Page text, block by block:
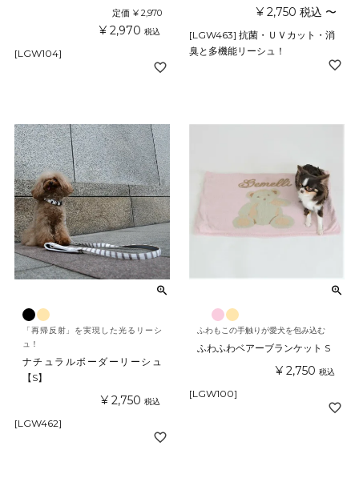
定価 ¥ 2,970
¥ 2,970 税込
[LGW104]
¥ 2,750 税込 〜
[LGW463] 抗菌・ＵＶカット・消
臭と多機能リーシュ！
「再帰反射」を実現した光るリーシ
ュ！
ナチュラルボーダーリーシュ
【S】
¥ 2,750 税込
[LGW462]
ふわもこの手触りが愛犬を包み込む
ふわふわベアーブランケット S
¥ 2,750 税込
[LGW100]